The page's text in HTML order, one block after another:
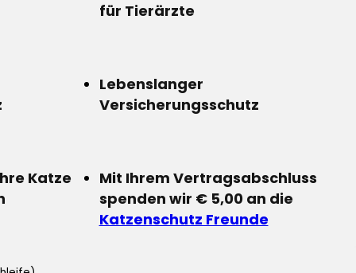
für Tierärzte
Lebenslanger
Versicherungsschutz
Katze
Mit Ihrem Vertragsabschluss
spenden wir € 5,00 an die
Katzenschutz Freunde